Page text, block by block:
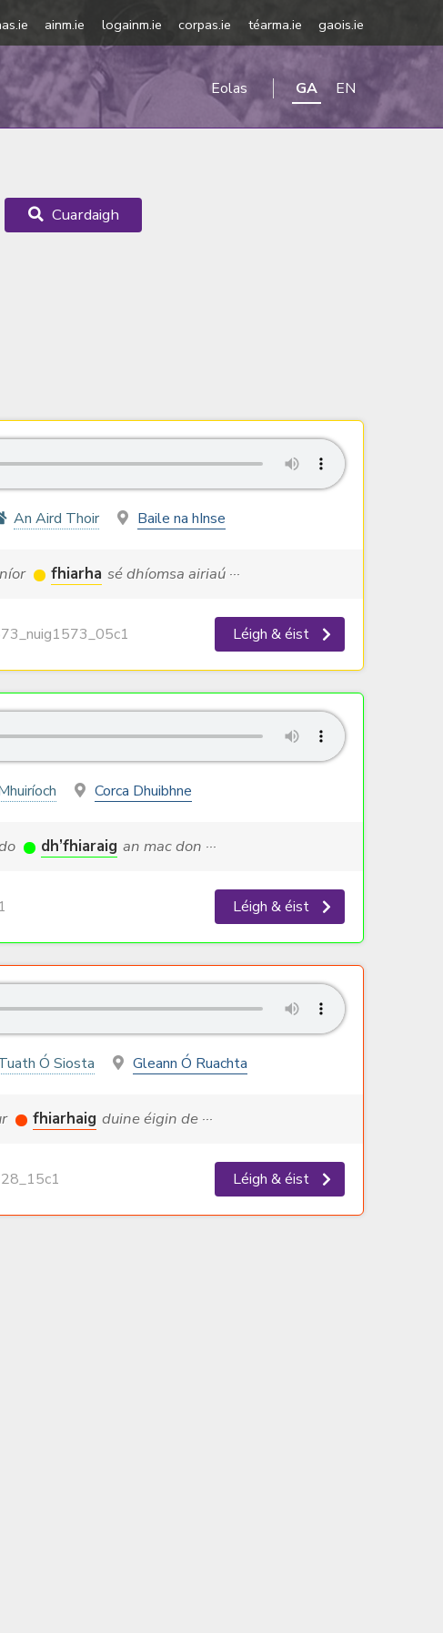
ainm.ie logainm.ie corpas.ie téarma.ie gaois.ie
Eolas GA EN
Cuardaigh
An Aird Thoir Baile na hInse
fhiarha sé dhíomsa airiaú ···
Léigh & éist
Corca Dhuibhne
dh’fhiaraig an mac don ···
Léigh & éist
Ó Siosta Gleann Ó Ruachta
fhiarhaig duine éigin de ···
Léigh & éist